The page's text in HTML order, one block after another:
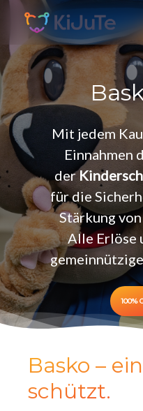
Skip
main
content
Mit jedem
Einnahmen
der
für die
Stärkung
Alle Erlöse
100%
Basko –
schützt.